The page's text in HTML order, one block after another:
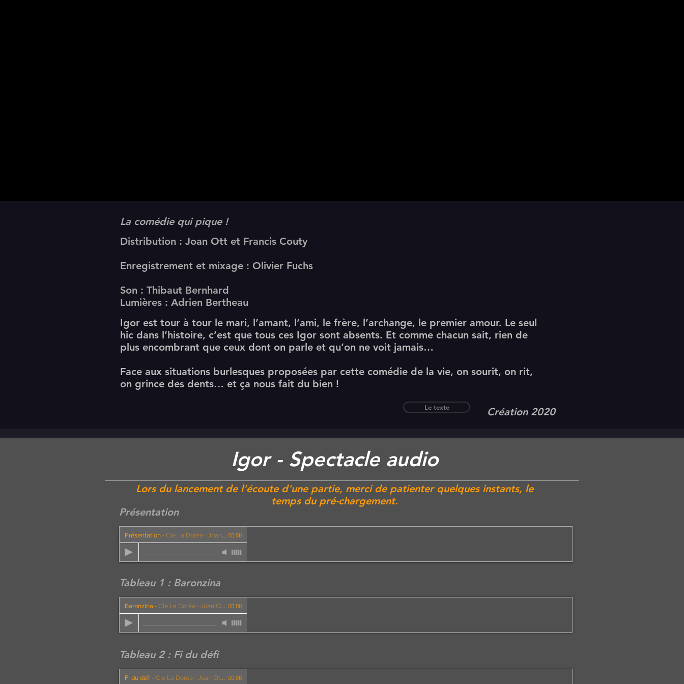
La comédie qui pique !
Distribution : Joan Ott et Francis Couty
Enregistrement et mixage : Olivier Fuchs
Son : Thibaut Bernhard
Lumières : Adrien Bertheau
Igor est tour à tour le mari, l’amant, l’ami, le frère, l’archange, le premier amour. Le seul
hic dans l’histoire, c’est que tous ces Igor sont absents. Et comme chacun sait, rien de
plus encombrant que ceux dont on parle et qu’on ne voit jamais…
Face aux situations burlesques proposées par cette comédie de la vie, on sourit, on rit,
on grince des dents… et ça nous fait du bien !
Création 2020
Le texte
Igor - Spectacle audio
Présentation
Présentation - Cie La Dorée - Joan Ott et Francis Couty 00:00
Lors du lancement de l'écoute d'une partie, merci de patienter quelques instants, le
temps du pré-chargement.
Tableau 1 : Baronzina
Baronzina - Cie La Dorée - Joan Ott et Francis Couty 00:00
Tableau 2 : Fi du défi
Fi du défi - Cie La Dorée - Joan Ott et Francis Couty 00:00